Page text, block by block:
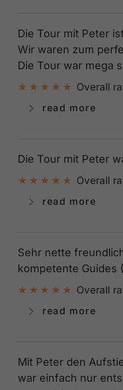
Die Tour mit Peter
Wir waren zum
Die Tour war mega
Overall
read more
Die Tour mit Peter
Overall
read more
Sehr nette
kompetente Guides
Overall
read more
Mit Peter den
war einfach nur